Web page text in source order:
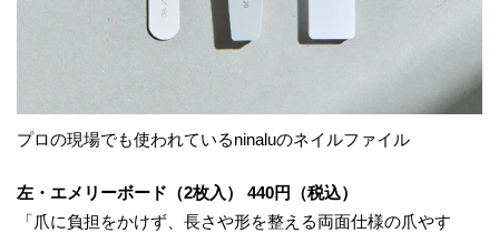
プロの現場でも使われているninaluのネイルファイル
左・エメリーボード（2枚入） 440円（税込）
「爪に負担をかけず、長さや形を整える両面仕様の爪やす